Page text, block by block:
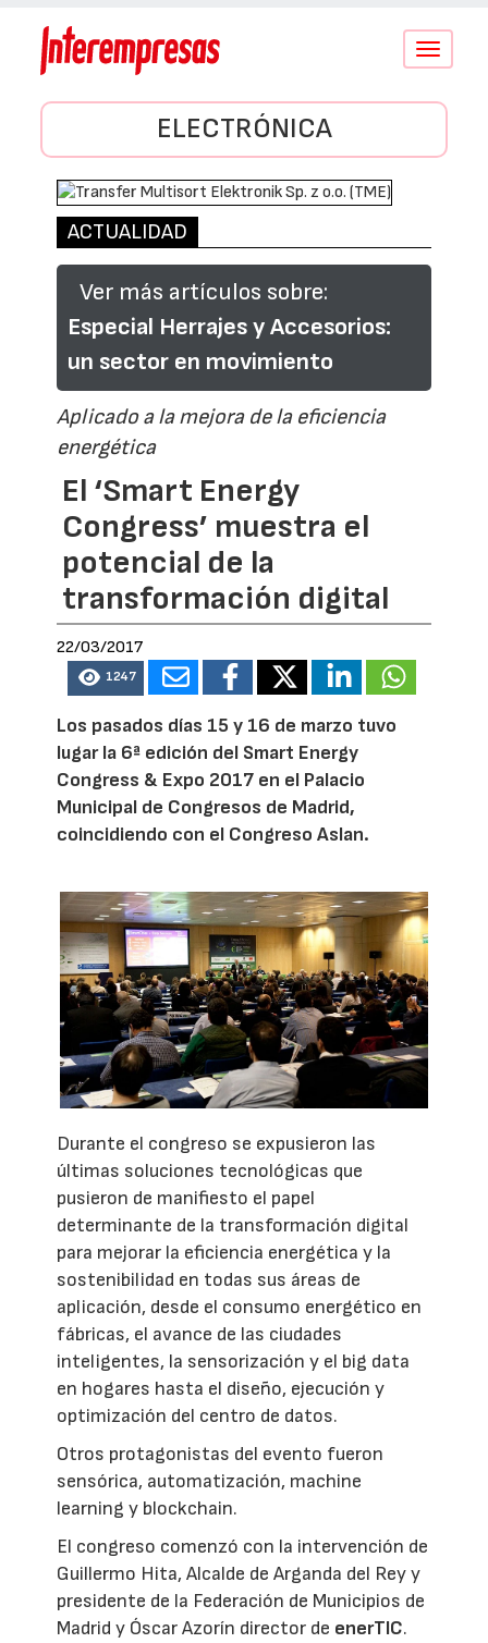
Conmutar
ELECTRÓNICA
ACTUALIDAD
Ver más artículos sobre:
Especial Herrajes y Accesorios:
un sector en movimiento
Aplicado a la mejora de la eficiencia
energética
El ‘Smart Energy
Congress’ muestra el
potencial de la
transformación digital
22/03/2017
1247
Los pasados días 15 y 16 de marzo tuvo
lugar la 6ª edición del Smart Energy
Congress & Expo 2017 en el Palacio
Municipal de Congresos de Madrid,
coincidiendo con el Congreso Aslan.
Durante el congreso se expusieron las
últimas soluciones tecnológicas que
pusieron de manifiesto el papel
determinante de la transformación digital
para mejorar la eficiencia energética y la
sostenibilidad en todas sus áreas de
aplicación, desde el consumo energético en
fábricas, el avance de las ciudades
inteligentes, la sensorización y el big data
en hogares hasta el diseño, ejecución y
optimización del centro de datos.
Otros protagonistas del evento fueron
sensórica, automatización, machine
learning y blockchain.
El congreso comenzó con la intervención de
Guillermo Hita, Alcalde de Arganda del Rey y
presidente de la Federación de Municipios de
Madrid y Óscar Azorín director de enerTIC.